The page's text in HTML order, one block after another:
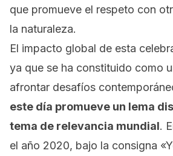
que promueve el respeto con
la naturaleza.
El impacto global de esta
ya que se ha constituido como
afrontar desafíos
este día promueve un lema
tema de relevancia mundial.
el año 2020, bajo la consigna «